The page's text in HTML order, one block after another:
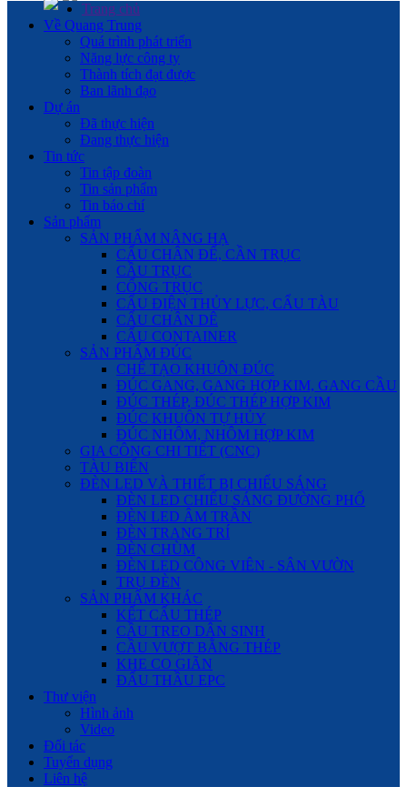
Trang chủ
Về Quang Trung
Quá trình phát triển
Năng lực công ty
Thành tích đạt được
Ban lãnh đạo
Dự án
Đã thực hiện
Đang thực hiện
Tin tức
Tin tập đoàn
Tin sản phẩm
Tin báo chí
Sản phẩm
SẢN PHẨM NÂNG HẠ
CẨU CHÂN ĐẾ, CẦN TRỤC
CẦU TRỤC
CỔNG TRỤC
CẨU ĐIỆN THỦY LỰC, CẨU TÀU
CẨU CHÂN DÊ
CẨU CONTAINER
SẢN PHẨM ĐÚC
CHẾ TẠO KHUÔN ĐÚC
ĐÚC GANG, GANG HỢP KIM, GANG CẦU
ĐÚC THÉP, ĐÚC THÉP HỢP KIM
ĐÚC KHUÔN TỰ HỦY
ĐÚC NHÔM, NHÔM HỢP KIM
GIA CÔNG CHI TIẾT (CNC)
TÀU BIỂN
ĐÈN LED VÀ THIẾT BỊ CHIẾU SÁNG
ĐÈN LED CHIẾU SÁNG ĐƯỜNG PHỐ
ĐÈN LED ÂM TRẦN
ĐÈN TRANG TRÍ
ĐÈN CHÙM
ĐÈN LED CÔNG VIÊN - SÂN VƯỜN
TRỤ ĐÈN
SẢN PHẨM KHÁC
KẾT CẤU THÉP
CẦU TREO DÂN SINH
CẦU VƯỢT BẰNG THÉP
KHE CO GIÃN
ĐẤU THẦU EPC
Thư viện
Hình ảnh
Video
Đối tác
Tuyển dụng
Liên hệ